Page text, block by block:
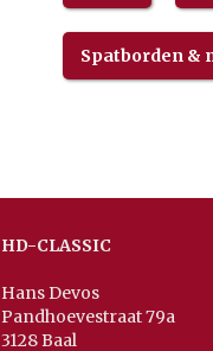
Spatborden &
HD-CLASSIC
Hans Devos
Pandhoevestraat 79a
3128 Baal